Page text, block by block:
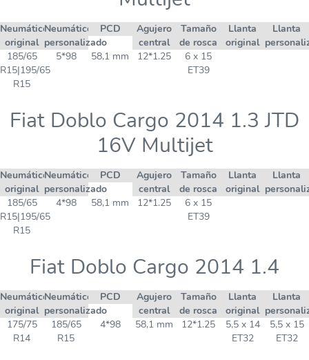
Neumático
original
Neumático
personalizado
PCD
Agujero
central
Tamaño
de rosca
Llanta
original
Llanta
185/65
R15|195/65
R15
5*98 58,1 mm 12*1.25
6 x 15
ET39
Fiat Doblo Cargo 2014 1.3 JTD
16V Multijet
Neumático
original
Neumático
personalizado
PCD
Agujero
central
Tamaño
de rosca
Llanta
original
Llanta
185/65
R15|195/65
R15
4*98 58,1 mm 12*1.25
6 x 15
ET39
Fiat Doblo Cargo 2014 1.4
Neumático
original
Neumático
personalizado
PCD
Agujero
central
Tamaño
de rosca
Llanta
original
Llanta
175/75
R14
185/65
R15
4*98 58,1 mm 12*1.25
5,5 x 14
ET32
5,5 x 15
ET32